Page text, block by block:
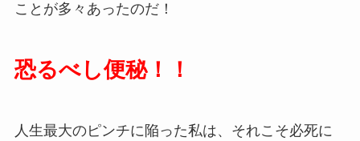
ことが多々あったのだ！
恐るべし便秘！！
人生最大のピンチに陥った私は、それこそ必死に